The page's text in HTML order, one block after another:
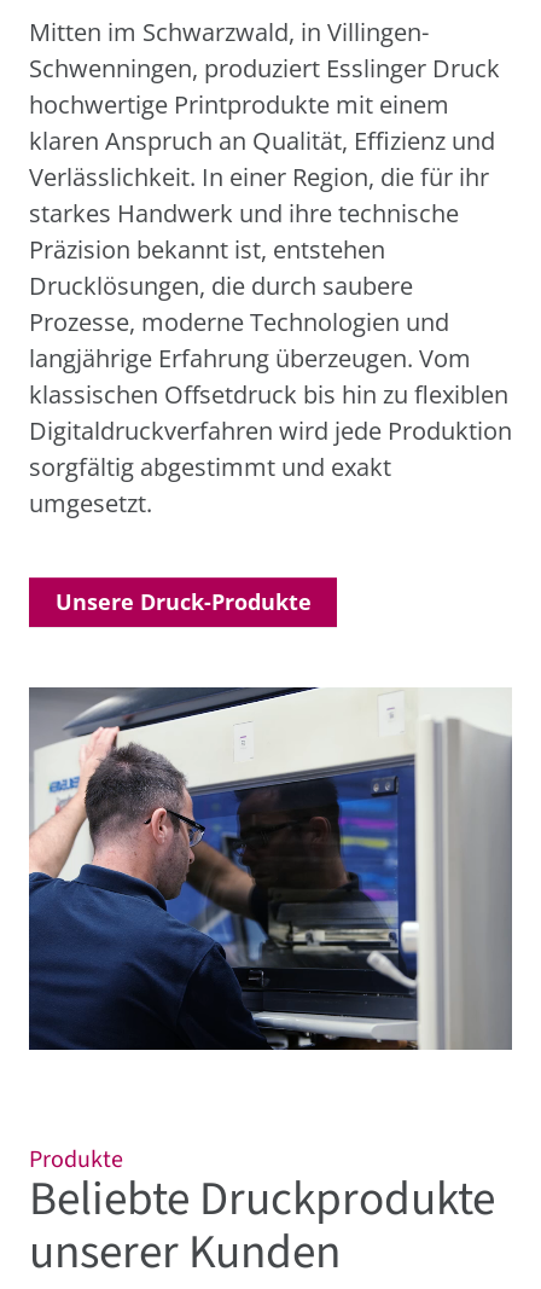
Mitten im Schwarzwald, in Villingen-
Schwenningen, produziert Esslinger Druck
hochwertige Printprodukte mit einem
klaren Anspruch an Qualität, Effizienz und
Verlässlichkeit. In einer Region, die für ihr
starkes Handwerk und ihre technische
Präzision bekannt ist, entstehen
Drucklösungen, die durch saubere
Prozesse, moderne Technologien und
langjährige Erfahrung überzeugen. Vom
klassischen Offsetdruck bis hin zu flexiblen
Digitaldruckverfahren wird jede Produktion
sorgfältig abgestimmt und exakt
umgesetzt.
Unsere Druck-Produkte
Produkte
Beliebte Druckprodukte
unserer Kunden